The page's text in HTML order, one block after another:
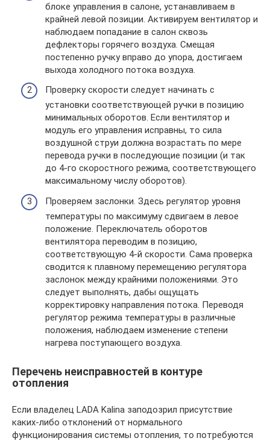
блоке управления в салоне, устанавливаем в
крайней левой позиции. Активируем вентилятор и
наблюдаем попадание в салон сквозь
дефлекторы горячего воздуха. Смещая
постепенно ручку вправо до упора, достигаем
выхода холодного потока воздуха.
Проверку скорости следует начинать с
установки соответствующей ручки в позицию
минимальных оборотов. Если вентилятор и
модуль его управления исправны, то сила
воздушной струи должна возрастать по мере
перевода ручки в последующие позиции (и так
до 4-го скоростного режима, соответствующего
максимальному числу оборотов).
Проверяем заслонки. Здесь регулятор уровня
температуры по максимуму сдвигаем в левое
положение. Переключатель оборотов
вентилятора переводим в позицию,
соответствующую 4-й скорости. Сама проверка
сводится к плавному перемещению регулятора
заслонок между крайними положениями. Это
следует выполнять, дабы ощущать
корректировку направления потока. Переводя
регулятор режима температуры в различные
положения, наблюдаем изменение степени
нагрева поступающего воздуха.
Перечень неисправностей в контуре
отопления
Если владелец LADA Kalina заподозрил присутствие
каких-либо отклонений от нормального
функционирования системы отопления, то потребуются